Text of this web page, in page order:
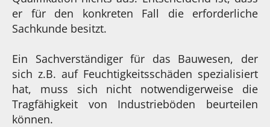
er für den konkreten Fall die erforderliche
Sachkunde besitzt.
Ein Sachverständiger für das Bauwesen, der
sich z.B. auf Feuchtigkeitsschäden spezialisiert
hat, muss sich nicht notwendigerweise die
Tragfähigkeit von Industrieböden beurteilen
können.